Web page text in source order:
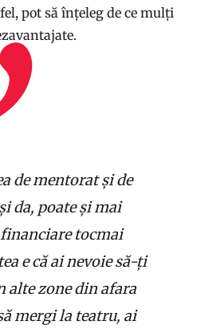
pot să înțeleg de ce mulți
de mentorat și de
da, poate și mai
tocmai
e că ai nevoie să-ți
alte zone din afara
mergi la teatru, ai